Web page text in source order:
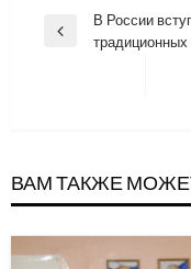
Навигация
Previous
В России
традиционных
ВАМ ТАКЖЕ